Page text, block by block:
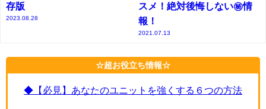
存版
2023.08.28
スメ！絶対後悔しない㊙情
報！
2021.07.13
☆超お役立ち情報☆
◆【必見】あなたのユニットを強くする６つの方法